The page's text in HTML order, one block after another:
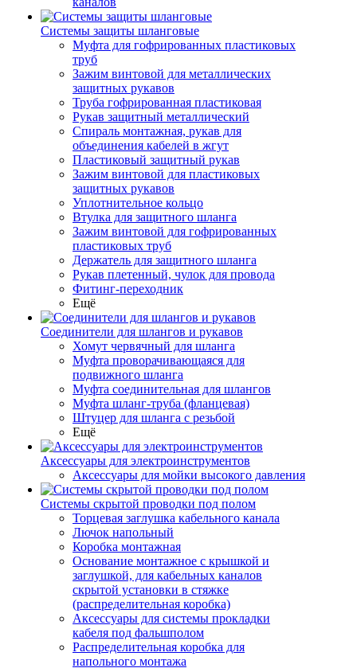
Системы защиты шланговые
Муфта для гофрированных пластиковых
труб
Зажим винтовой для металлических
защитных рукавов
Труба гофрированная пластиковая
Рукав защитный металлический
Спираль монтажная, рукав для
объединения кабелей в жгут
Пластиковый защитный рукав
Зажим винтовой для пластиковых
защитных рукавов
Уплотнительное кольцо
Втулка для защитного шланга
Зажим винтовой для гофрированных
пластиковых труб
Держатель для защитного шланга
Рукав плетенный, чулок для провода
Фитинг-переходник
Ещё
Соединители для шлангов и рукавов
Хомут червячный для шланга
Муфта проворачивающаяся для
подвижного шланга
Муфта соединительная для шлангов
Муфта шланг-труба (фланцевая)
Штуцер для шланга с резьбой
Ещё
Аксессуары для электроинструментов
Аксессуары для мойки высокого давления
Системы скрытой проводки под полом
Торцевая заглушка кабельного канала
Лючок напольный
Коробка монтажная
Основание монтажное с крышкой и
заглушкой, для кабельных каналов
скрытой установки в стяжке
(распределительная коробка)
Аксессуары для системы прокладки
кабеля под фальшполом
Распределительная коробка для
напольного монтажа